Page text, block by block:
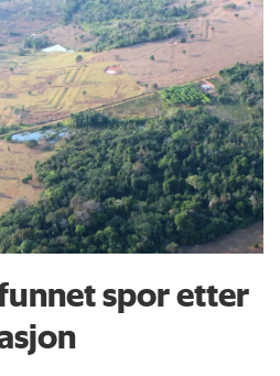
spor etter